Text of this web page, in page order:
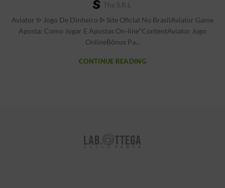
The S.r.l
Aviator ᐉ Jogo De Dinheiro ᐉ Site Oficial No BrasilAviator Game
Aposta: Como Jogar E Apostas On-line"ContentAviator Jogo
OnlineBônus Pa...
CONTINUE READING